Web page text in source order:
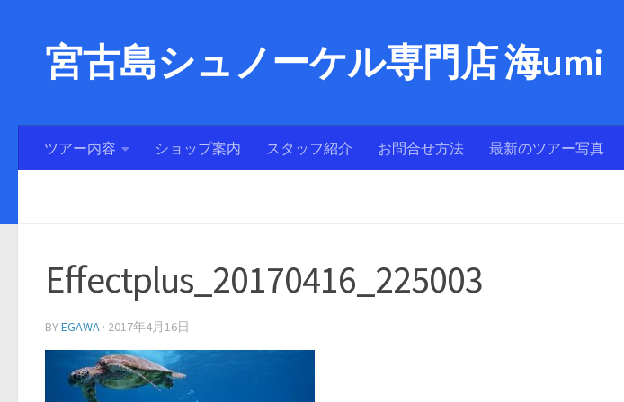
宮古島シュノーケル専門店 海umi
ツアー内容 ショップ案内 スタッフ紹介 お問合せ方法 最新のツアー写真
Effectplus_20170416_225003
BYEGAWA · 2017年4月16日